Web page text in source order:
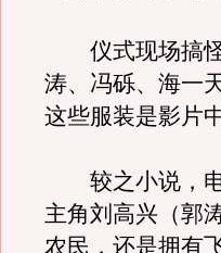
仪式现场搞怪
涛、冯砾、海一
这些服装是影片
较之小说，电
主角刘高兴（郭
农民，还是拥有